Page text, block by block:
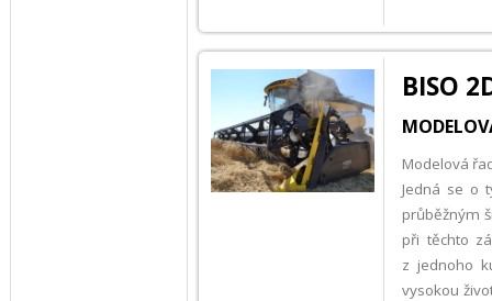
BISO
Modelová
Jedná se o
průběžným
při těchto
z jednoho
vysokou